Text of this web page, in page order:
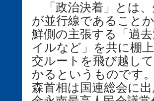
「政治決着」とは、
が並行線であること
鮮側の主張する「過
イルなど」を共に棚
交ルートを飛び越し
かるというものです
森首相は国連総会に